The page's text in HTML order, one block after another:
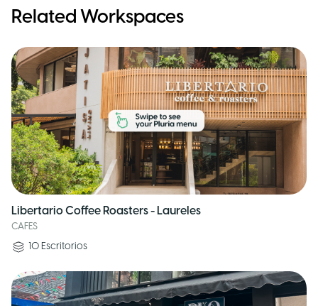
Related Workspaces
Libertario Coffee Roasters - Laureles
CAFES
10 Escritorios